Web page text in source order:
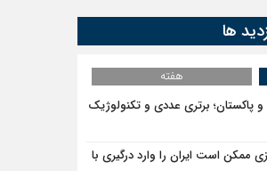
ها
هفته
پاکستان؛ برتری عددی و تکنولوژیک
ممکن است ایران را وارد درگیری با